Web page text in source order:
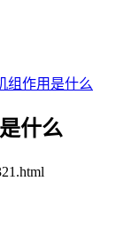
组作用是什么
什么